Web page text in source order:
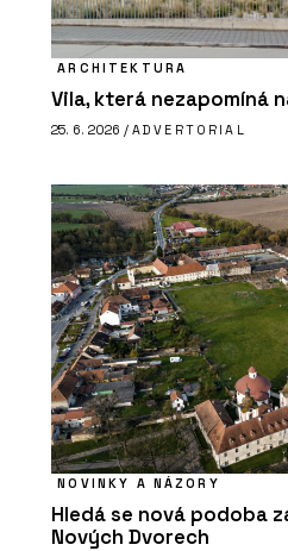
ARCHITEKTURA
Vila, která nezapomíná
25. 6. 2026 / ADVERTORIAL
NOVINKY A NÁZORY
Hledá se nová podoba
Nových Dvorech